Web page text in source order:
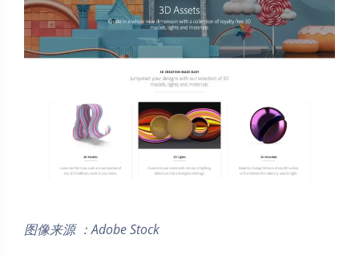
图像来源 ：Adobe Stock